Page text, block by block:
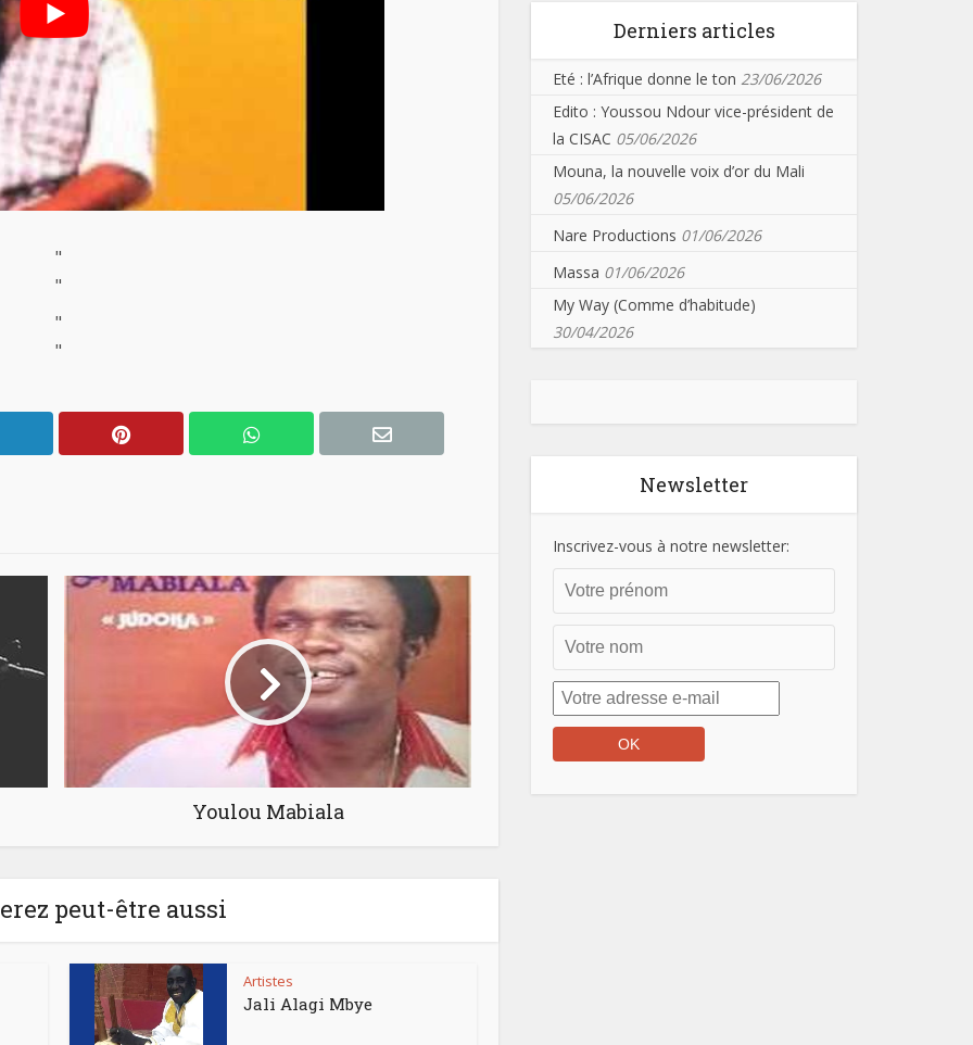
"
"
"
"
Youlou Mabiala
peut-être aussi
Artistes
Jali Alagi Mbye
Derniers articles
Eté : l’Afrique donne le ton 23/06/2026
Edito : Youssou Ndour vice-président de
la CISAC 05/06/2026
Mouna, la nouvelle voix d’or du Mali
05/06/2026
Nare Productions 01/06/2026
Massa 01/06/2026
My Way (Comme d’habitude)
30/04/2026
Newsletter
Inscrivez-vous à notre newsletter: